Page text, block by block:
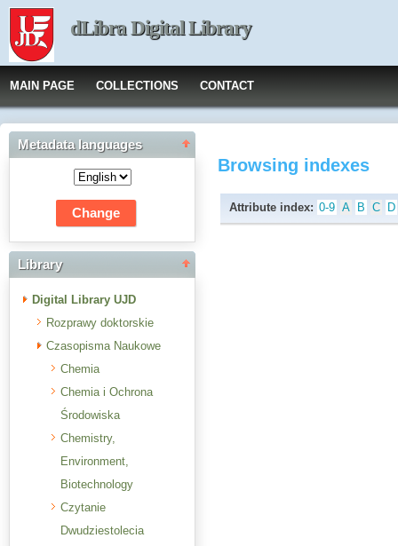
dLibra Digital Library
MAIN PAGE COLLECTIONS CONTACT
Metadata languages
Library
Digital Library UJD
Rozprawy doktorskie
Czasopisma Naukowe
Chemia
Chemia i Ochrona
Środowiska
Chemistry,
Environment,
Biotechnology
Czytanie
Dwudziestolecia
Browsing indexes
Attribute index: 0-9 A B C D